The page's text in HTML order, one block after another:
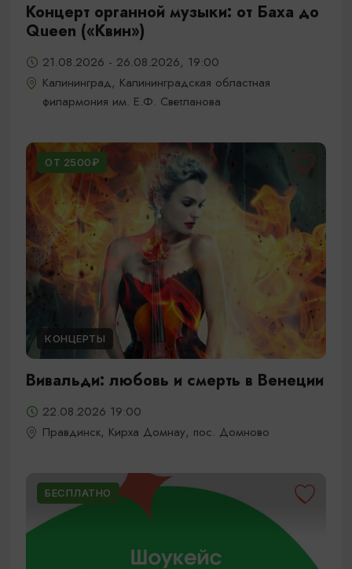
Концерт органной музыки: от Баха до
Queen («Квин»)
21.08.2026 - 26.08.2026, 19:00
Калининград, Калининградская областная
филармония им. Е.Ф. Светланова
ОТ 2500₽
КОНЦЕРТЫ
Вивальди: любовь и смерть в Венеции
22.08.2026 19:00
Правдинск, Кирха Домнау, пос. Домново
БЕСПЛАТНО